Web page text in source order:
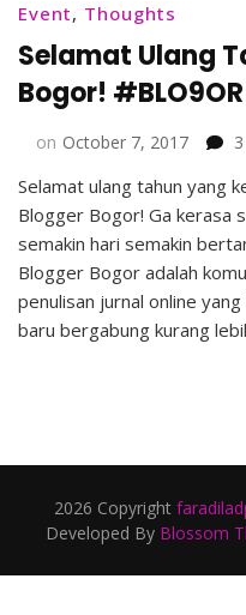
Event, Thoughts
Selamat Ulang
Bogor! #BLO9OR
on October 7, 2017
Selamat ulang tahun yang
Blogger Bogor! Ga kerasa
semakin hari semakin
Blogger Bogor adalah
penulisan jurnal online
baru bergabung kurang
2026 Copyright
Developed By Blossom